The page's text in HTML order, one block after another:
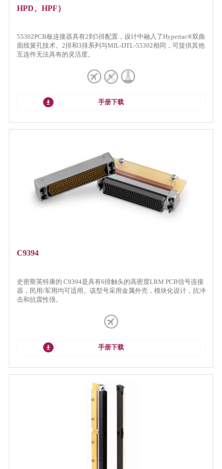
HPD、HPF）
55302PCB板连接器具有2到5排配置，设计中融入了Hypertac®双曲
面线簧孔技术。2排和3排系列与MIL-DTL-55302相同，可提供其他
互连件无法具有的灵活度。
手册下载
C9394
史密斯英特康的 C9394是具有6排触头的高密度LRM PCB信号连接
器，民用/军用均可适用。该型号采用金属外壳，模块化设计，抗冲
击和抗震性强。
手册下载